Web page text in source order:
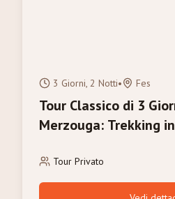
3 Giorni, 2 Notti• Fes
Tour Classico di 3
Merzouga: Trekking
Tour Privato